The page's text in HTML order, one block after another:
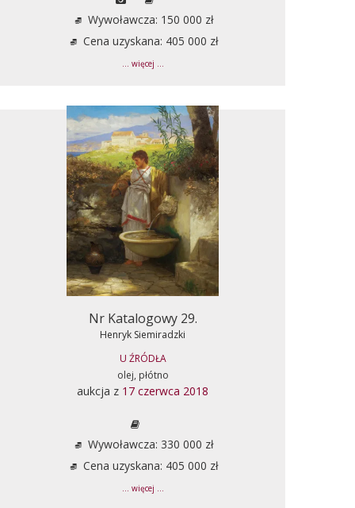
Wywoławcza: 150 000 zł
Cena uzyskana: 405 000 zł
... więcej ...
Nr Katalogowy 29.
Henryk Siemiradzki
U ŹRÓDŁA
olej, płótno
aukcja z 17 czerwca 2018
Wywoławcza: 330 000 zł
Cena uzyskana: 405 000 zł
... więcej ...